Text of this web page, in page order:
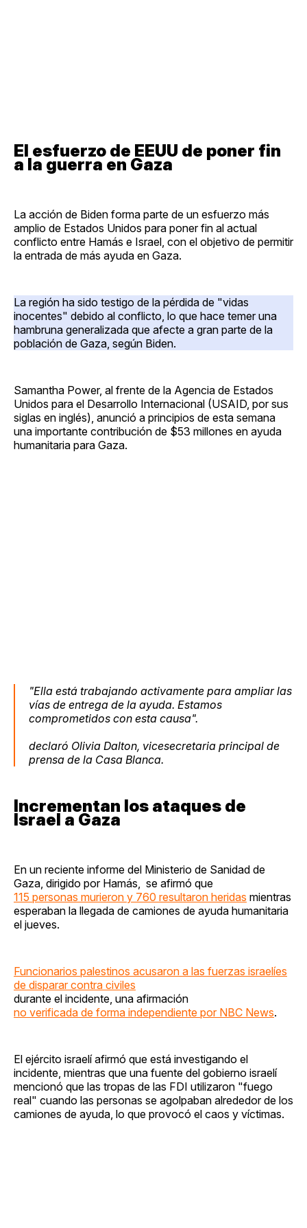
El esfuerzo de EEUU de poner fin
a la guerra en Gaza
La acción de Biden forma parte de un esfuerzo más
amplio de Estados Unidos para poner fin al actual
conflicto entre Hamás e Israel, con el objetivo de permitir
la entrada de más ayuda en Gaza.
La región ha sido testigo de la pérdida de "vidas
inocentes" debido al conflicto, lo que hace temer una
hambruna generalizada que afecte a gran parte de la
población de Gaza, según Biden.
Samantha Power, al frente de la Agencia de Estados
Unidos para el Desarrollo Internacional (USAID, por sus
siglas en inglés), anunció a principios de esta semana
una importante contribución de $53 millones en ayuda
humanitaria para Gaza.
"Ella está trabajando activamente para ampliar las
vías de entrega de la ayuda. Estamos
comprometidos con esta causa".
declaró Olivia Dalton, vicesecretaria principal de
prensa de la Casa Blanca.
Incrementan los ataques de
Israel a Gaza
En un reciente informe del Ministerio de Sanidad de
Gaza, dirigido por Hamás, se afirmó que
115 personas murieron y 760 resultaron heridas mientras
esperaban la llegada de camiones de ayuda humanitaria
el jueves.
Funcionarios palestinos acusaron a las fuerzas israelíes
de disparar contra civiles
durante el incidente, una afirmación
no verificada de forma independiente por NBC News.
El ejército israelí afirmó que está investigando el
incidente, mientras que una fuente del gobierno israelí
mencionó que las tropas de las FDI utilizaron "fuego
real" cuando las personas se agolpaban alrededor de los
camiones de ayuda, lo que provocó el caos y víctimas.